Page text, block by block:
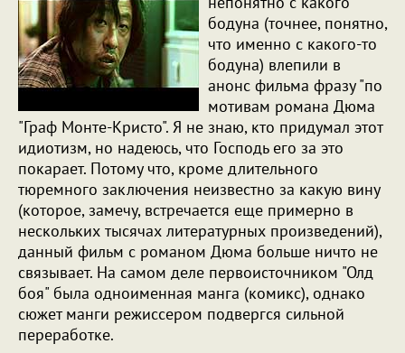
бодуна (точнее, понятно,
что именно с какого-то
бодуна) влепили в
анонс фильма фразу "по
мотивам романа Дюма
"Граф Монте-Кристо". Я не знаю, кто придумал этот
идиотизм, но надеюсь, что Господь его за это
покарает. Потому что, кроме длительного
тюремного заключения неизвестно за какую вину
(которое, замечу, встречается еще примерно в
нескольких тысячах литературных произведений),
данный фильм с романом Дюма больше ничто не
связывает. На самом деле первоисточником "Олд
боя" была одноименная манга (комикс), однако
сюжет манги режиссером подвергся сильной
переработке.